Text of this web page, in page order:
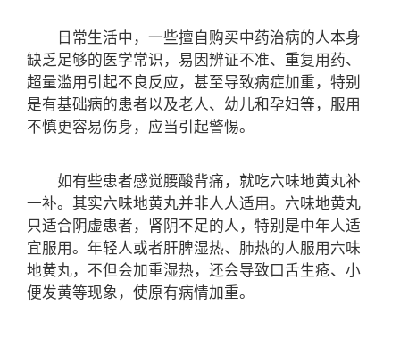
日常生活中，一些擅自购买中药治病的人本身
缺乏足够的医学常识，易因辨证不准、重复用药、
超量滥用引起不良反应，甚至导致病症加重，特别
是有基础病的患者以及老人、幼儿和孕妇等，服用
不慎更容易伤身，应当引起警惕。
如有些患者感觉腰酸背痛，就吃六味地黄丸补
一补。其实六味地黄丸并非人人适用。六味地黄丸
只适合阴虚患者，肾阴不足的人，特别是中年人适
宜服用。年轻人或者肝脾湿热、肺热的人服用六味
地黄丸，不但会加重湿热，还会导致口舌生疮、小
便发黄等现象，使原有病情加重。